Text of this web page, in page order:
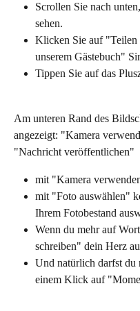
Scrollen Sie nach
sehen.
Klicken Sie auf "Teilen
unserem Gästebuch"
Tippen Sie auf das
Am unteren Rand des
angezeigt: "Kamera
"Nachricht veröffentlichen"
mit "Kamera
mit "Foto auswählen"
Ihrem Fotobestand
Wenn du mehr auf
schreiben" dein Herz
Und natürlich darfst du
einem Klick auf